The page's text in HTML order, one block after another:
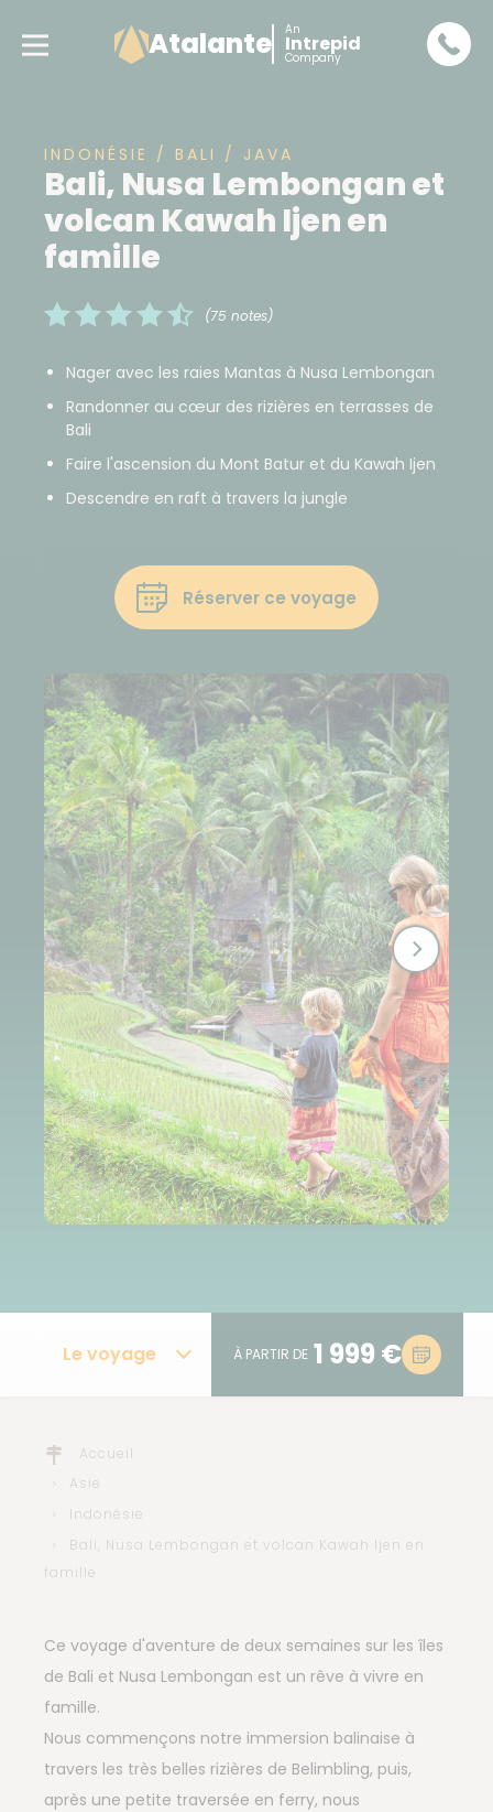
Atalante An
Intrepid
Company
INDONÉSIE / BALI / JAVA
Bali, Nusa Lembongan et
volcan Kawah Ijen en
famille
(75 notes)
Nager avec les raies Mantas à Nusa Lembongan
Randonner au cœur des rizières en terrasses de
Bali
Faire l'ascension du Mont Batur et du Kawah Ijen
Descendre en raft à travers la jungle
Réserver ce voyage
Le voyage À PARTIR DE 1 999 €
Accueil
Asie
Indonésie
Bali, Nusa Lembongan et volcan Kawah Ijen en
famille
Ce voyage d'aventure de deux semaines sur les îles
de Bali et Nusa Lembongan est un rêve à vivre en
famille.
Nous commençons notre immersion balinaise à
travers les très belles rizières de Belimbling, puis,
après une petite traversée en ferry, nous